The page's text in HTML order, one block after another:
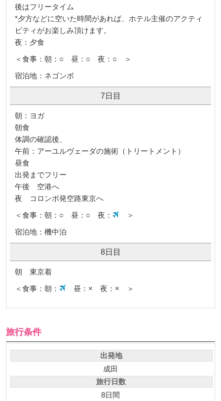
後はフリータイム
*夕方などに空いた時間があれば、ホテル主催のアクティ
ビティがお楽しみ頂けます。
夜：夕食
＜食事：朝：○ 昼：○ 夜：○ ＞
宿泊地：ネゴンボ
7日目
朝：ヨガ
朝食
体調の確認後、
午前：アーユルヴェーダの施術（トリートメント）
昼食
出発までフリー
午後 空港へ
夜 コロンボ発空路東京へ
＜食事：朝：○ 昼：○ 夜：
＞
宿泊地：機中泊
8日目
朝 東京着
＜食事：朝：
昼：× 夜：× ＞
旅行条件
出発地
成田
旅行日数
8日間